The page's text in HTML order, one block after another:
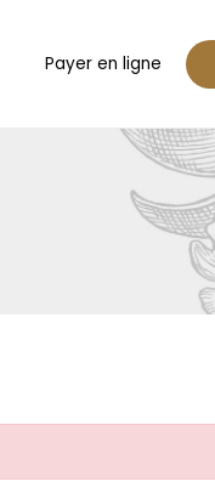
Payer en ligne